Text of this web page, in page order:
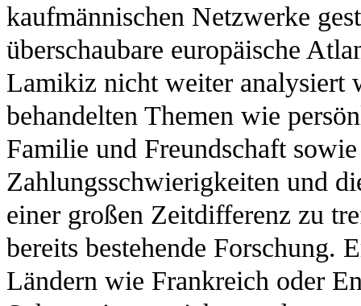
kaufmännischen Netzwerke
überschaubare europäische
Lamikiz nicht weiter
behandelten Themen wie
Familie und Freundschaft
Zahlungsschwierigkeiten und
einer großen Zeitdifferenz zu
bereits bestehende Forschung.
Ländern wie Frankreich oder